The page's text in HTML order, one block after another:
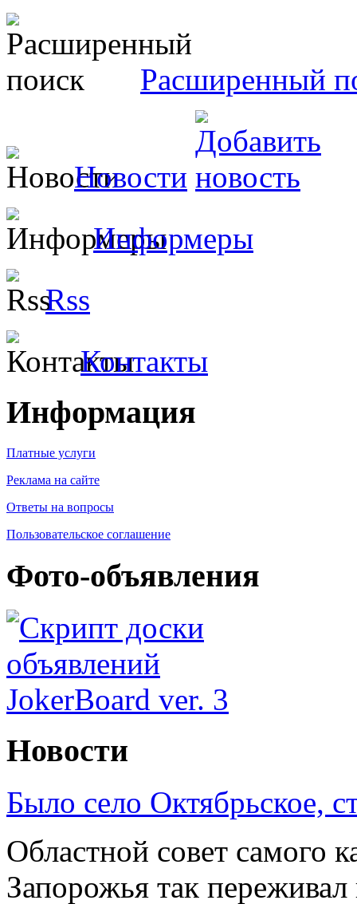
Расширенный
Новости
Информеры
Rss
Контакты
Информация
Платные услуги
Реклама на сайте
Ответы на вопросы
Пользовательское соглашение
Фото-объявления
Новости
Было село Октябрьское,
Областной совет самого
Запорожья так